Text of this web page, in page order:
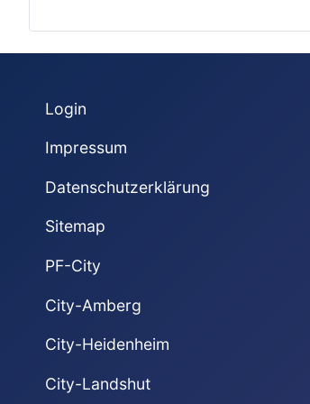
Login
Impressum
Datenschutzerklärung
Sitemap
PF-City
City-Amberg
City-Heidenheim
City-Landshut